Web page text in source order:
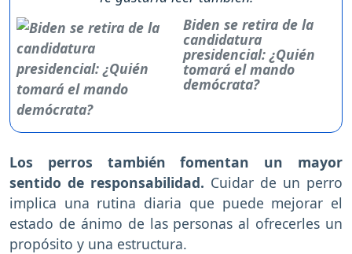
Biden se retira de la
candidatura
presidencial: ¿Quién
tomará el mando
demócrata?
Los perros también fomentan un mayor
sentido de responsabilidad. Cuidar de un perro
implica una rutina diaria que puede mejorar el
estado de ánimo de las personas al ofrecerles un
propósito y una estructura.